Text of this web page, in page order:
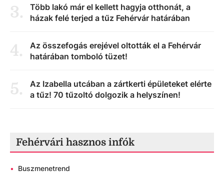
3.
Több lakó már el kellett hagyja otthonát, a
házak felé terjed a tűz Fehérvár határában
4.
Az összefogás erejével oltották el a Fehérvár
határában tomboló tüzet!
5.
Az Izabella utcában a zártkerti épületeket elérte
a tűz! 70 tűzoltó dolgozik a helyszínen!
Fehérvári hasznos infók
• Buszmenetrend